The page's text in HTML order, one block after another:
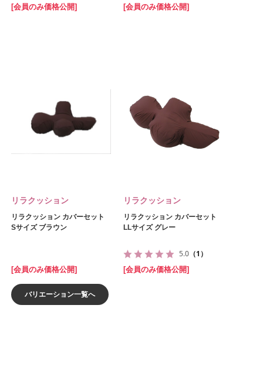
[会員のみ価格公開] [会員のみ価格公開]
リラクッション
リラクッション カバーセット
Sサイズ ブラウン
[会員のみ価格公開]
バリエーション一覧へ
リラクッション
リラクッション カバーセット
LLサイズ グレー
5.0 （1）
[会員のみ価格公開]